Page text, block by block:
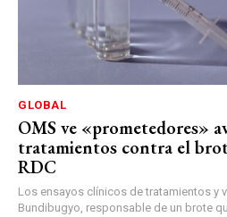
GLOBAL
OMS ve «prometedores»
tratamientos contra el
RDC
Los ensayos clínicos de tratamientos y
Bundibugyo, responsable de un brote